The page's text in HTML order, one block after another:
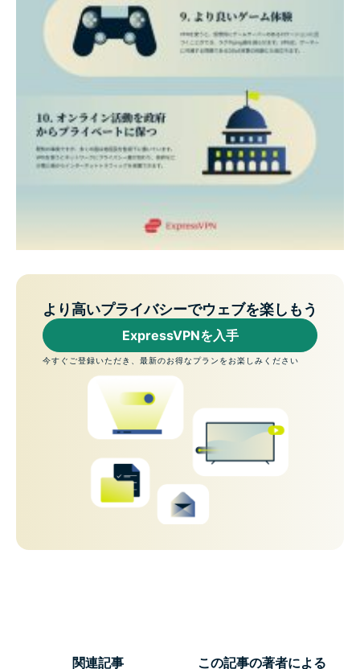
より高いプライバシーでウェブを楽しもう
ExpressVPNを入手
今すぐご登録いただき、最新のお得なプランをお楽しみください
関連記事 この記事の著者による